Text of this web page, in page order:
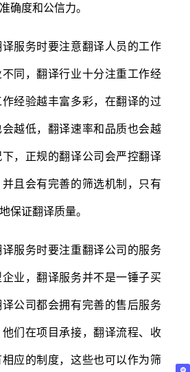
确度和公信力。
务时要注意翻译人员的工作
同，翻译行业十分注重工作经
经验越丰富多彩，在翻译的过
越低，翻译速率和品质也会越
，正规的翻译公司会严控翻译
且会有完善的筛选机制，只有
保证翻译质量。
务时要注重翻译公司的服务
业，翻译服务并不是一锤子买
公司都会拥有完善的售后服务
们在项目承接，翻译流程、收
应的制度，这些也可以作为筛